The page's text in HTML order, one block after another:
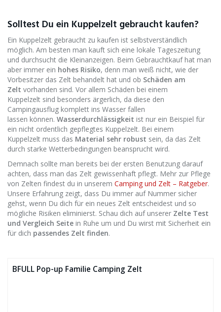
Solltest Du ein Kuppelzelt gebraucht kaufen?
Ein Kuppelzelt gebraucht zu kaufen ist selbstverständlich
möglich. Am besten man kauft sich eine lokale Tageszeitung
und durchsucht die Kleinanzeigen. Beim Gebrauchtkauf hat man
aber immer ein hohes Risiko, denn man weiß nicht, wie der
Vorbesitzer das Zelt behandelt hat und ob Schäden am
Zelt vorhanden sind. Vor allem Schäden bei einem
Kuppelzelt sind besonders ärgerlich, da diese den
Campingausflug komplett ins Wasser fallen
lassen können. Wasserdurchlässigkeit ist nur ein Beispiel für
ein nicht ordentlich gepflegtes Kuppelzelt. Bei einem
Kuppelzelt muss das Material sehr robust sein, da das Zelt
durch starke Wetterbedingungen beansprucht wird.
Demnach sollte man bereits bei der ersten Benutzung darauf
achten, dass man das Zelt gewissenhaft pflegt. Mehr zur Pflege
von Zelten findest du in unserem Camping und Zelt – Ratgeber.
Unsere Erfahrung zeigt, dass Du immer auf Nummer sicher
gehst, wenn Du dich für ein neues Zelt entscheidest und so
mögliche Risiken eliminierst. Schau dich auf unserer Zelte Test
und Vergleich Seite in Ruhe um und Du wirst mit Sicherheit ein
für dich passendes Zelt finden.
BFULL Pop-up Familie Camping Zelt